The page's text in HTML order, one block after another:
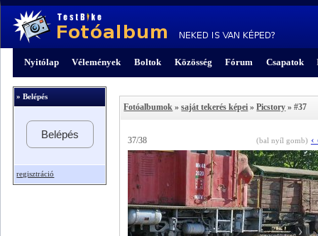
Nyitólap Vélemények Boltok Közösség Fórum Csapatok
» Belépés
Belépés
regisztráció
Fotóalbumok »saját tekerés képei »Picstory » #37
37/38 (bal nyíl gomb) ‹